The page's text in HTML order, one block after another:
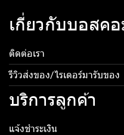
เกี่ยวกับบอสค
ติดต่อเรา
รีวิวส่งของ/ไรเดอร์มารับของ
บริการลูกค้า
แจ้งชำระเงิน